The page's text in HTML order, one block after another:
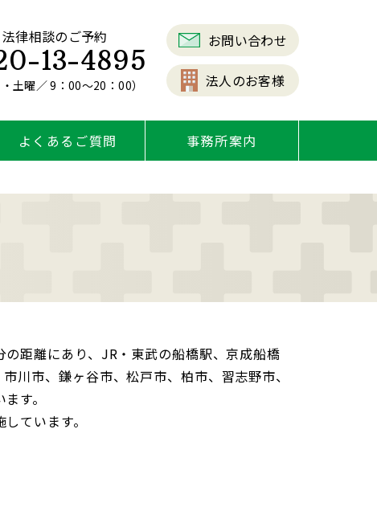
法律相談のご予約
13-4895
・土曜／ 9：00～20：00）
お問い合わせ
法人のお客様
よくあるご質問 事務所案内
距離にあり、JR・東武の船橋駅、京成船橋
川市、鎌ヶ谷市、松戸市、柏市、習志野市、
す。
ています。